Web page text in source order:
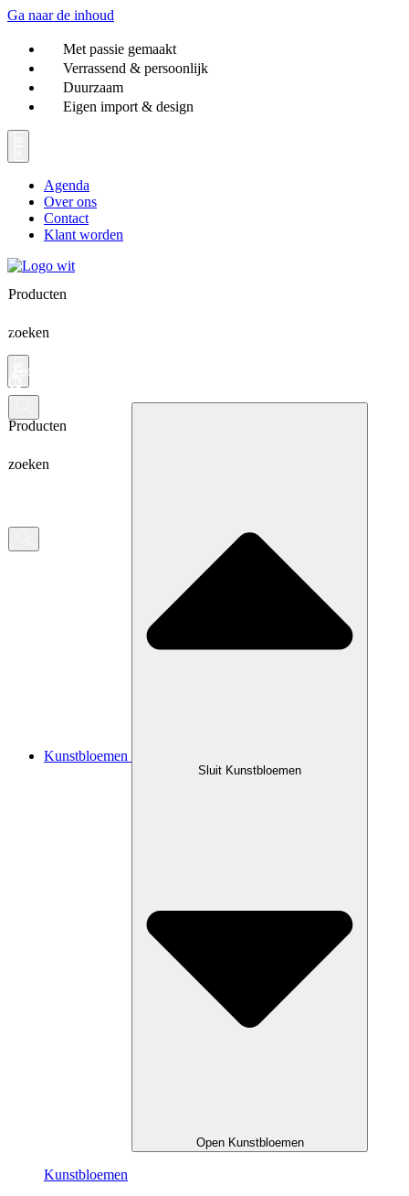
Ga naar de inhoud
Met passie gemaakt
Verrassend & persoonlijk
Duurzaam
Eigen import & design
Agenda
Over ons
Contact
Klant worden
Producten
zoeken
Producten
zoeken
Kunstbloemen
Sluit Kunstbloemen
Open Kunstbloemen
Kunstbloemen